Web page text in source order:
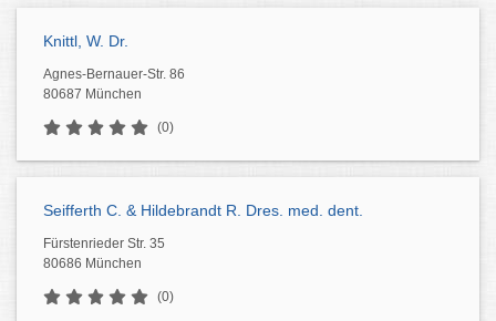
Knittl, W. Dr.
Agnes-Bernauer-Str. 86
80687 München
(0)
Seifferth C. & Hildebrandt R. Dres. med. dent.
Fürstenrieder Str. 35
80686 München
(0)